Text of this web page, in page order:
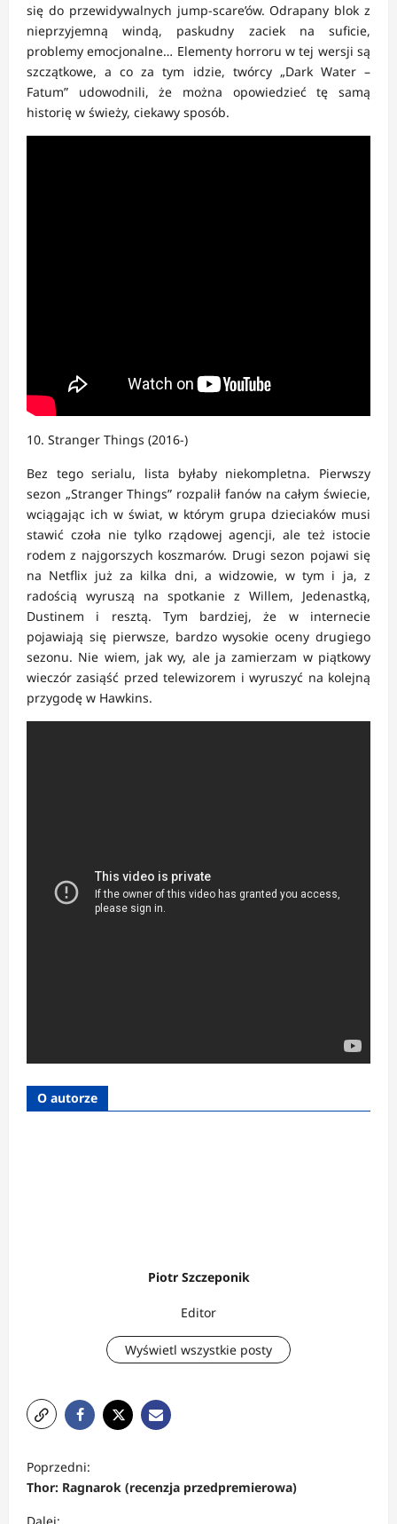
się do przewidywalnych jump-scare’ów. Odrapany blok z
nieprzyjemną windą, paskudny zaciek na suficie,
problemy emocjonalne… Elementy horroru w tej wersji są
szczątkowe, a co za tym idzie, twórcy „Dark Water –
Fatum” udowodnili, że można opowiedzieć tę samą
historię w świeży, ciekawy sposób.
10. Stranger Things (2016-)
Bez tego serialu, lista byłaby niekompletna. Pierwszy
sezon „Stranger Things” rozpalił fanów na całym świecie,
wciągając ich w świat, w którym grupa dzieciaków musi
stawić czoła nie tylko rządowej agencji, ale też istocie
rodem z najgorszych koszmarów. Drugi sezon pojawi się
na Netflix już za kilka dni, a widzowie, w tym i ja, z
radością wyruszą na spotkanie z Willem, Jedenastką,
Dustinem i resztą. Tym bardziej, że w internecie
pojawiają się pierwsze, bardzo wysokie oceny drugiego
sezonu. Nie wiem, jak wy, ale ja zamierzam w piątkowy
wieczór zasiąść przed telewizorem i wyruszyć na kolejną
przygodę w Hawkins.
O autorze
Piotr Szczeponik
Editor
Wyświetl wszystkie posty
o
b
Poprzedni:
Thor: Ragnarok (recenzja przedpremierowa)